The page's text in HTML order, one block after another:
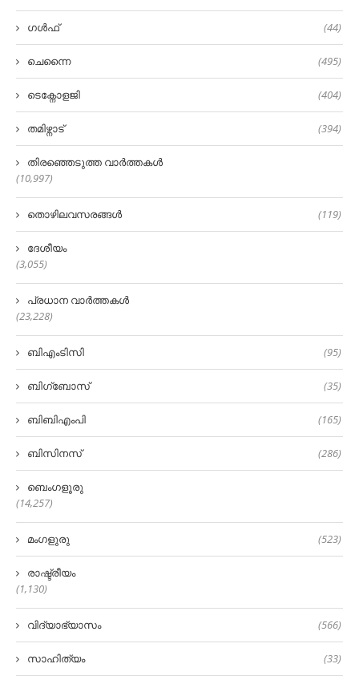
ഗൾഫ് (44)
ചെന്നൈ (495)
ടെക്നോളജി (404)
തമിഴ്നാട് (394)
തിരഞ്ഞെടുത്ത വാർത്തകൾ
(10,997)
തൊഴിലവസരങ്ങൾ (119)
ദേശീയം
(3,055)
പ്രധാന വാർത്തകൾ
(23,228)
ബിഎംടിസി (95)
ബിഗ്‌ബോസ് (35)
ബിബിഎംപി (165)
ബിസിനസ് (286)
ബെംഗളൂരു
(14,257)
മംഗളുരു (523)
രാഷ്ട്രീയം
(1,130)
വിദ്യാഭ്യാസം (566)
സാഹിത്യം (33)